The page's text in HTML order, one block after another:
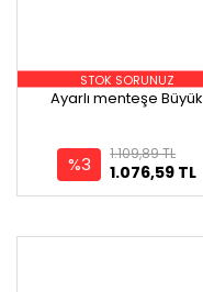
STOK SORUNUZ
Ayarlı menteşe Büyük
%3 1.076,59 TL
1.109,89 TL